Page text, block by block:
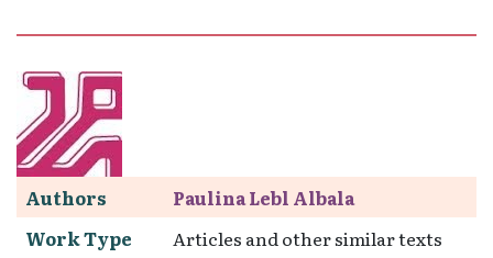
Authors
Paulina Lebl Albala
Work Type
Articles and other similar texts